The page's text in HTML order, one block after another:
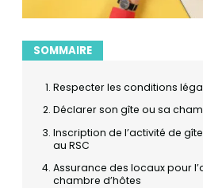
SOMMAIRE
Respecter les conditions
Déclarer son gîte ou sa
Inscription de l’activité de
au RSC
Assurance des locaux pour
chambre d’hôtes